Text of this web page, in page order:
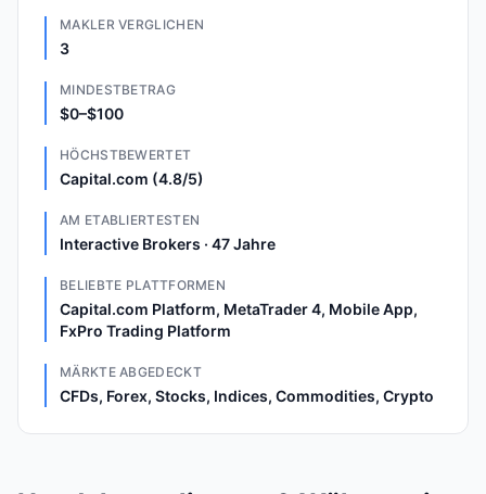
MAKLER VERGLICHEN
3
MINDESTBETRAG
$0–$100
HÖCHSTBEWERTET
Capital.com (4.8/5)
AM ETABLIERTESTEN
Interactive Brokers · 47 Jahre
BELIEBTE PLATTFORMEN
Capital.com Platform, MetaTrader 4, Mobile App,
FxPro Trading Platform
MÄRKTE ABGEDECKT
CFDs, Forex, Stocks, Indices, Commodities, Crypto